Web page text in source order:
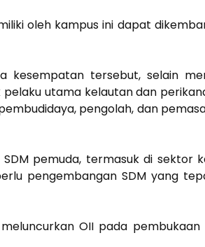
oleh kampus ini dapat
kesempatan tersebut, selain
utama kelautan dan
pengolah, dan
pemuda, termasuk di sektor
pengembangan SDM yang
OII pada pembukaan